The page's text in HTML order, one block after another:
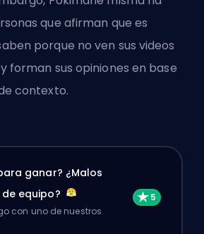
que afirman que es
porque no ven sus videos
forman sus opiniones en base
contexto.
ganar? ¿Malos
equipo?
con uno de nuestros